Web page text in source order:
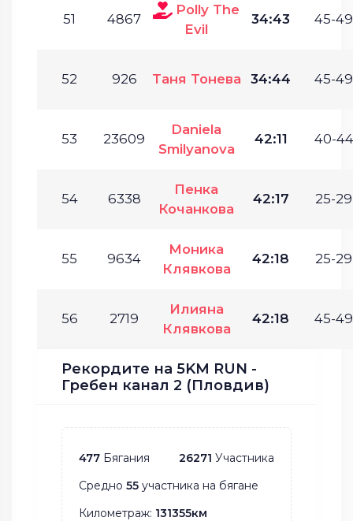
51 4867
Polly The
Evil
34:43 45-
52 926 Таня Тонева 34:44 45-
53 23609
Daniela
Smilyanova
42:11 40-
54 6338
Пенка
Кочанкова
42:17 25-
55 9634
Моника
Клявкова
42:18 25-
56 2719
Илияна
Клявкова
42:18 45-
Рекордите на 5KM RUN -
Гребен канал 2 (Пловдив)
477 Бягания 26271 Участника
Средно 55 участника на бягане
Километраж: 131355км